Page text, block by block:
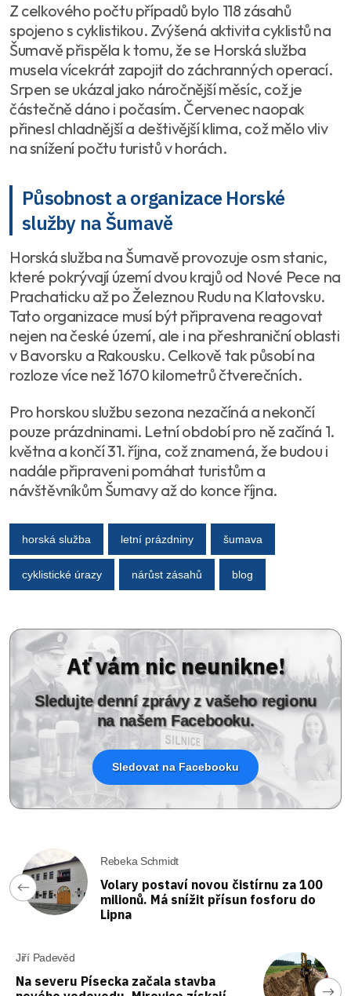
Z celkového počtu případů bylo 118 zásahů
spojeno s cyklistikou. Zvýšená aktivita cyklistů na
Šumavě přispěla k tomu, že se Horská služba
musela vícekrát zapojit do záchranných operací.
Srpen se ukázal jako náročnější měsíc, což je
částečně dáno i počasím. Červenec naopak
přinesl chladnější a deštivější klima, což mělo vliv
na snížení počtu turistů v horách.
Působnost a organizace Horské
služby na Šumavě
Horská služba na Šumavě provozuje osm stanic,
které pokrývají území dvou krajů od Nové Pece na
Prachaticku až po Železnou Rudu na Klatovsku.
Tato organizace musí být připravena reagovat
nejen na české území, ale i na přeshraniční oblasti
v Bavorsku a Rakousku. Celkově tak působí na
rozloze více než 1670 kilometrů čtverečních.
Pro horskou službu sezona nezačíná a nekončí
pouze prázdninami. Letní období pro ně začíná 1.
května a končí 31. října, což znamená, že budou i
nadále připraveni pomáhat turistům a
návštěvníkům Šumavy až do konce října.
horská služba letní prázdniny šumava
cyklistické úrazy nárůst zásahů blog
Ať vám nic neunikne!
Sledujte denní zprávy z vašeho regionu
na našem Facebooku.
Sledovat na Facebooku
Rebeka Schmidt
Volary postaví novou čistírnu za 100
milionů. Má snížit přísun fosforu do
Lipna
Jiří Padevěd
Na severu Písecka začala stavba